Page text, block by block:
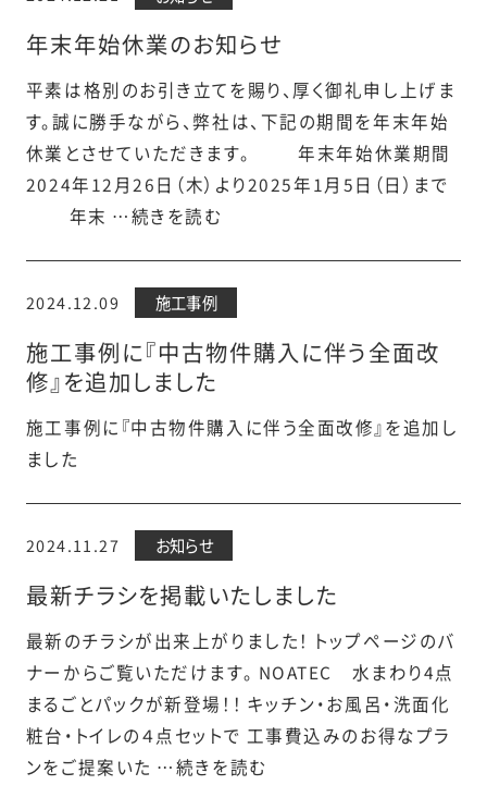
年末年始休業のお知らせ
平素は格別のお引き立てを賜り、厚く御礼申し上げま
す。誠に勝手ながら、弊社は、下記の期間を年末年始
休業とさせていただきます。 年末年始休業期間
2024年12月26日（木）より2025年1月5日（日）まで
年末 …続きを読む
2024.12.09 施工事例
施工事例に『中古物件購入に伴う全面改
修』を追加しました
施工事例に『中古物件購入に伴う全面改修』を追加し
ました
2024.11.27 お知らせ
最新チラシを掲載いたしました
最新のチラシが出来上がりました！ トップページのバ
ナーからご覧いただけます。 NOATEC 水まわり4点
まるごとパックが新登場！！ キッチン・お風呂・洗面化
粧台・トイレの４点セットで 工事費込みのお得なプラ
ンをご提案いた …続きを読む